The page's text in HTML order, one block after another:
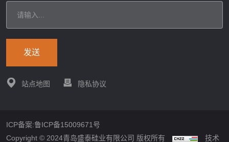
发送
站点地图 隐私协议
ICP备案:鲁ICP备15009671号
Copyright © 2024青岛盛泰硅业有限公司 版权所有
技术